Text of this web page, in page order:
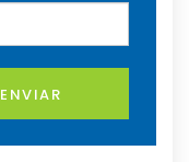
ENVIAR